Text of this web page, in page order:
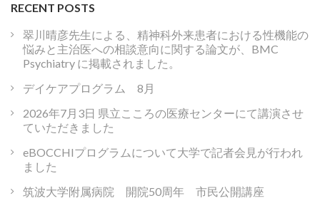
RECENT POSTS
翠川晴彦先生による、精神科外来患者における性機能の
悩みと主治医への相談意向に関する論文が、BMC
Psychiatry に掲載されました。
デイケアプログラム 8月
2026年7月3日 県立こころの医療センターにて講演させ
ていただきました
eBOCCHIプログラムについて大学で記者会見が行われ
ました
筑波大学附属病院 開院50周年 市民公開講座